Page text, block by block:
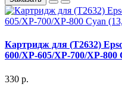
Картридж для (T2632)
600/XP-605/XP-700/XP-
330 р.